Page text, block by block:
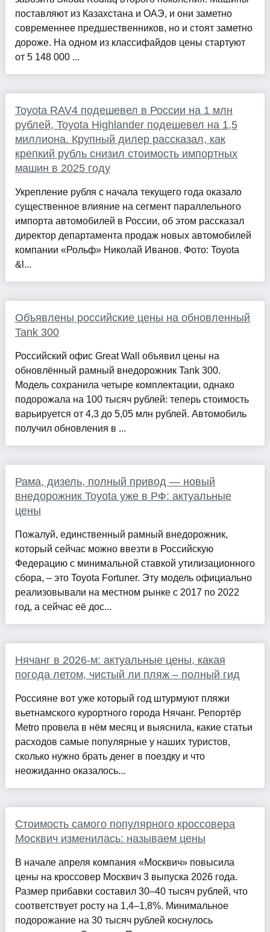
поставляют из Казахстана и ОАЭ, и они заметно
современнее предшественников, но и стоят заметно
дороже. На одном из классифайдов цены стартуют
от 5 148 000 ...
Toyota RAV4 подешевел в России на 1 млн
рублей, Toyota Highlander подешевел на 1,5
миллиона. Крупный дилер рассказал, как
крепкий рубль снизил стоимость импортных
машин в 2025 году
Укрепление рубля с начала текущего года оказало
существенное влияние на сегмент параллельного
импорта автомобилей в России, об этом рассказал
директор департамента продаж новых автомобилей
компании «Рольф» Николай Иванов. Фото: Toyota
&l...
Объявлены российские цены на обновленный
Tank 300
Российский офис Great Wall объявил цены на
обновлённый рамный внедорожник Tank 300.
Модель сохранила четыре комплектации, однако
подорожала на 100 тысяч рублей: теперь стоимость
варьируется от 4,3 до 5,05 млн рублей. Автомобиль
получил обновления в ...
Рама, дизель, полный привод — новый
внедорожник Toyota уже в РФ: актуальные
цены
Пожалуй, единственный рамный внедорожник,
который сейчас можно ввезти в Российскую
Федерацию с минимальной ставкой утилизационного
сбора, – это Toyota Fortuner. Эту модель официально
реализовывали на местном рынке с 2017 по 2022
год, а сейчас её дос...
Нячанг в 2026-м: актуальные цены, какая
погода летом, чистый ли пляж – полный гид
Россияне вот уже который год штурмуют пляжи
вьетнамского курортного города Нячанг. Репортёр
Metro провела в нём месяц и выяснила, какие статьи
расходов самые популярные у наших туристов,
сколько нужно брать денег в поездку и что
неожиданно оказалось...
Стоимость самого популярного кроссовера
Москвич изменилась: называем цены
В начале апреля компания «Москвич» повысила
цены на кроссовер Москвич 3 выпуска 2026 года.
Размер прибавки составил 30–40 тысяч рублей, что
соответствует росту на 1,4–1,8%. Минимальное
подорожание на 30 тысяч рублей коснулось